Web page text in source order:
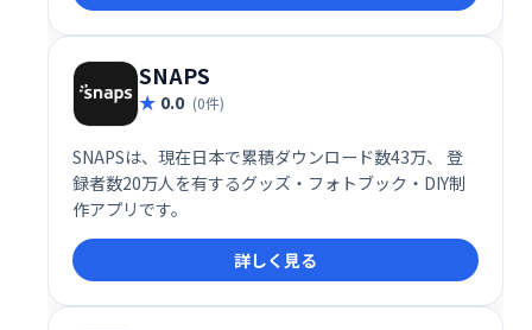
ーを雇う必要がなく、コストを抑えながら効率的にウ
ェブサイト運営を始められます。
SNAPS
0.0 (0件)
SNAPSは、現在日本で累積ダウンロード数43万、 登
録者数20万人を有するグッズ・フォトブック・DIY制
作アプリです。
詳しく見る